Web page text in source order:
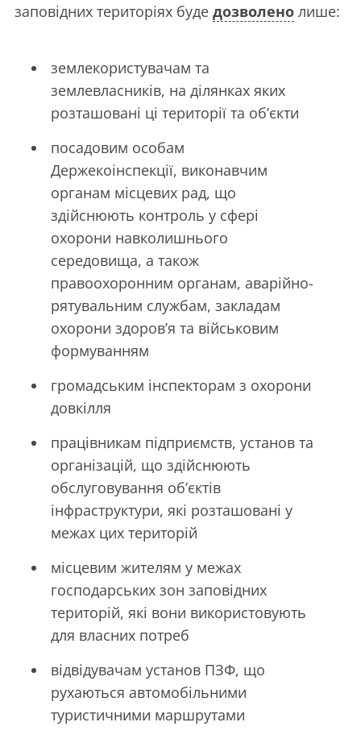
заповідних територіях буде дозволено лише:
землекористувачам та
землевласників, на ділянках яких
розташовані ці території та об’єкти
посадовим особам
Держекоінспекції, виконавчим
органам місцевих рад, що
здійснюють контроль у сфері
охорони навколишнього
середовища, а також
правоохоронним органам, аварійно-
рятувальним службам, закладам
охорони здоров’я та військовим
формуванням
громадським інспекторам з охорони
довкілля
працівникам підприємств, установ та
організацій, що здійснюють
обслуговування об’єктів
інфраструктури, які розташовані у
межах цих територій
місцевим жителям у межах
господарських зон заповідних
територій, які вони використовують
для власних потреб
відвідувачам установ ПЗФ, що
рухаються автомобільними
туристичними маршрутами